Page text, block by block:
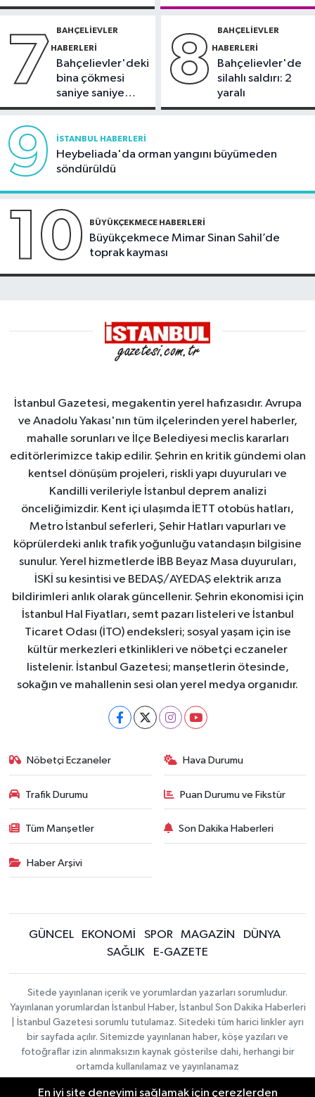
kavga
7 BAHÇELIEVLER
HABERLERI
Bahçelievler'deki
bina çökmesi
saniye saniye
görüntülendi
8 BAHÇELIEVLER
HABERLERI
Bahçelievler'de
silahlı saldırı: 2
yaralı
9 İSTANBUL HABERLERI
Heybeliada'da orman yangını büyümeden
söndürüldü
10 BÜYÜKÇEKMECE HABERLERI
Büyükçekmece Mimar Sinan Sahil’de
toprak kayması
İstanbul Gazetesi, megakentin yerel hafızasıdır. Avrupa
ve Anadolu Yakası'nın tüm ilçelerinden yerel haberler,
mahalle sorunları ve İlçe Belediyesi meclis kararları
editörlerimizce takip edilir. Şehrin en kritik gündemi olan
kentsel dönüşüm projeleri, riskli yapı duyuruları ve
Kandilli verileriyle İstanbul deprem analizi
önceliğimizdir. Kent içi ulaşımda İETT otobüs hatları,
Metro İstanbul seferleri, Şehir Hatları vapurları ve
köprülerdeki anlık trafik yoğunluğu vatandaşın bilgisine
sunulur. Yerel hizmetlerde İBB Beyaz Masa duyuruları,
İSKİ su kesintisi ve BEDAŞ/AYEDAŞ elektrik arıza
bildirimleri anlık olarak güncellenir. Şehrin ekonomisi için
İstanbul Hal Fiyatları, semt pazarı listeleri ve İstanbul
Ticaret Odası (İTO) endeksleri; sosyal yaşam için ise
kültür merkezleri etkinlikleri ve nöbetçi eczaneler
listelenir. İstanbul Gazetesi; manşetlerin ötesinde,
sokağın ve mahallenin sesi olan yerel medya organıdır.
Nöbetçi Eczaneler Hava Durumu
Trafik Durumu Puan Durumu ve Fikstür
Tüm Manşetler Son Dakika Haberleri
Haber Arşivi
GÜNCEL EKONOMİ SPOR MAGAZİN
DÜNYA
SAĞLIK
E-GAZETE
Sitede yayınlanan içerik ve yorumlardan yazarları sorumludur.
Yayınlanan yorumlardan İstanbul Haber, İstanbul Son Dakika Haberleri
| İstanbul Gazetesi sorumlu tutulamaz. Sitedeki tüm harici linkler ayrı
bir sayfada açılır. Sitemizde yayınlanan haber, köşe yazıları ve
fotoğraflar izin alınmaksızın kaynak gösterilse dahi, herhangi bir
ortamda kullanılamaz ve yayınlanamaz
En iyi site deneyimi sağlamak için çerezlerden